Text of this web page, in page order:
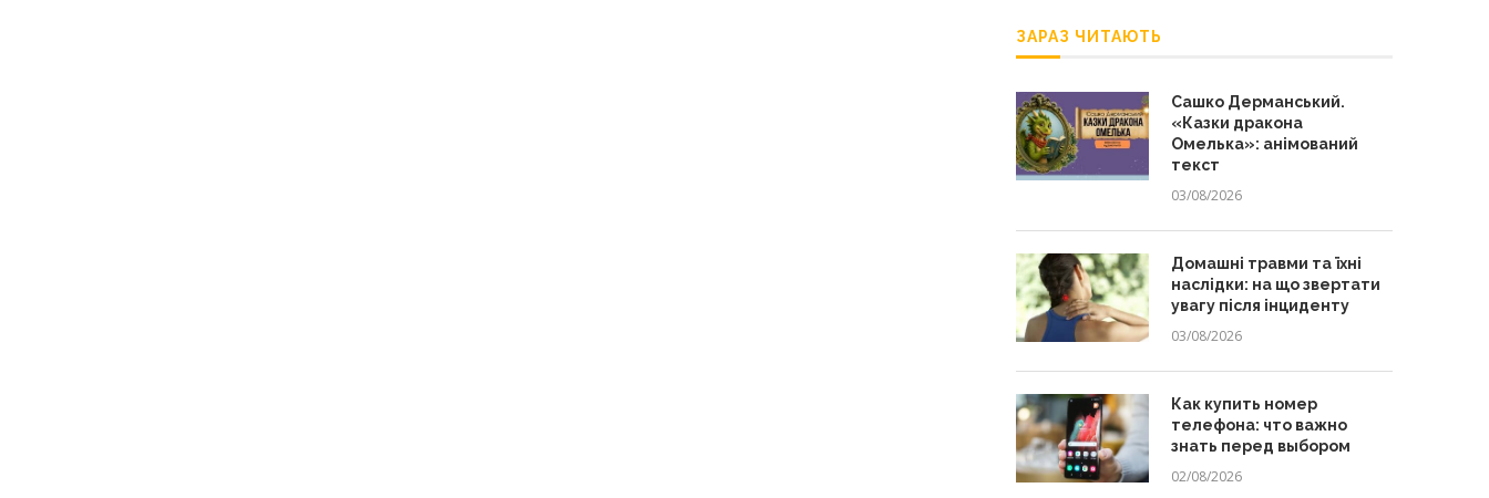
ЗАРАЗ ЧИТАЮТЬ
Сашко Дерманський.
«Казки дракона
Омелька»: анімований
текст
03/08/2026
Домашні травми та їхні
наслідки: на що звертати
увагу після інциденту
03/08/2026
Как купить номер
телефона: что важно
знать перед выбором
02/08/2026